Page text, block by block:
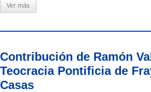
Ver más
Contribución de Ramón
Teocracia Pontificia de
Casas